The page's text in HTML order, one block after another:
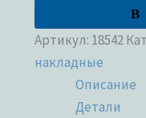
Артикул: 18542
накладные
Описание
Детали